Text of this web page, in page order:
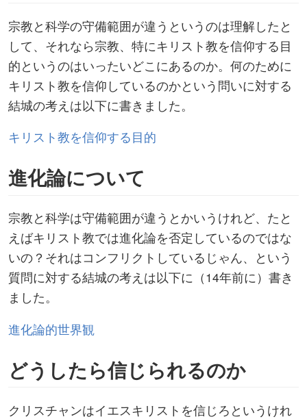
宗教と科学の守備範囲が違うというのは理解したと
して、それなら宗教、特にキリスト教を信仰する目
的というのはいったいどこにあるのか。何のために
キリスト教を信仰しているのかという問いに対する
結城の考えは以下に書きました。
キリスト教を信仰する目的
進化論について
宗教と科学は守備範囲が違うとかいうけれど、たと
えばキリスト教では進化論を否定しているのではな
いの？それはコンフリクトしているじゃん、という
質問に対する結城の考えは以下に（14年前に）書き
ました。
進化論的世界観
どうしたら信じられるのか
クリスチャンはイエスキリストを信じろというけれ